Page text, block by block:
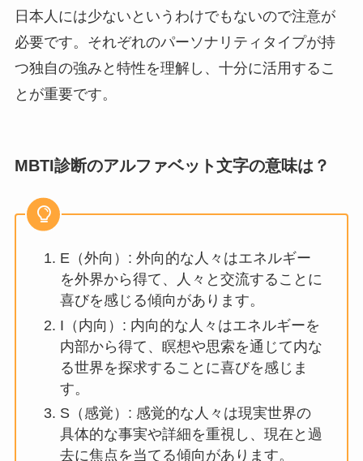
日本人には少ないというわけでもないので注意が
必要です。それぞれのパーソナリティタイプが持
つ独自の強みと特性を理解し、十分に活用するこ
とが重要です。
MBTI診断のアルファベット文字の意味は？
E（外向）: 外向的な人々はエネルギー
を外界から得て、人々と交流することに
喜びを感じる傾向があります。
I（内向）: 内向的な人々はエネルギーを
内部から得て、瞑想や思索を通じて内な
る世界を探求することに喜びを感じま
す。
S（感覚）: 感覚的な人々は現実世界の
具体的な事実や詳細を重視し、現在と過
去に焦点を当てる傾向があります。